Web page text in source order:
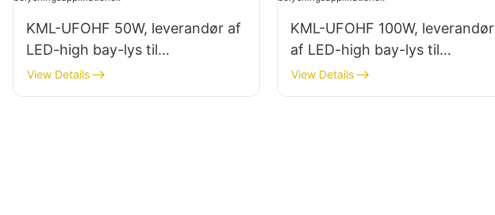
KML-UFOHF 50W, leverandør af
LED-high bay-lys til
industrianlæg, lagerbygninger
og andre indendørs
View Details
KML-UFOHF 100W, leverandør
af LED-high bay-lys til
industrianlæg, lagerbygninger
og andre indendørs
View Details